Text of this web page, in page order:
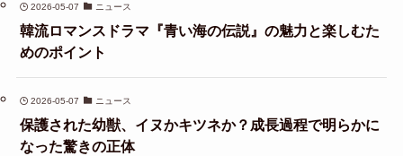
2026-05-07 ニュース
韓流ロマンスドラマ『青い海の伝説』の魅力と楽しむた
めのポイント
2026-05-07 ニュース
保護された幼獣、イヌかキツネか？成長過程で明らかに
なった驚きの正体